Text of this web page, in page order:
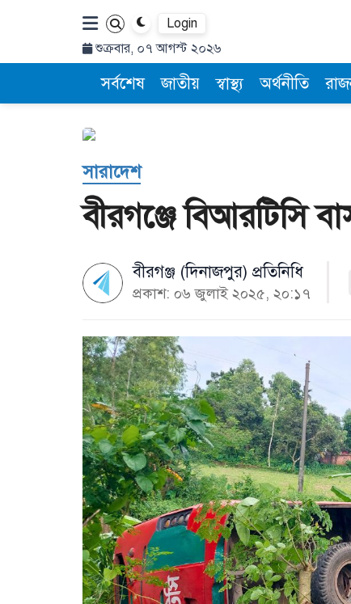
Login
শুক্রবার, ০৭ আগস্ট ২০২৬
সর্বশেষ জাতীয় স্বাস্থ্য অর্থনীতি
সারাদেশ
বীরগঞ্জে বিআরটিসি
বীরগঞ্জ (দিনাজপুর) প্রতিনিধি
প্রকাশ: ০৬ জুলাই ২০২৫, ২০:১৭